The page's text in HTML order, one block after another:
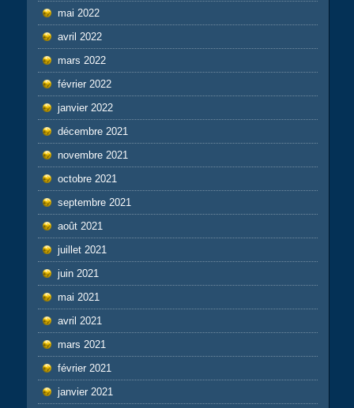
mai 2022
avril 2022
mars 2022
février 2022
janvier 2022
décembre 2021
novembre 2021
octobre 2021
septembre 2021
août 2021
juillet 2021
juin 2021
mai 2021
avril 2021
mars 2021
février 2021
janvier 2021